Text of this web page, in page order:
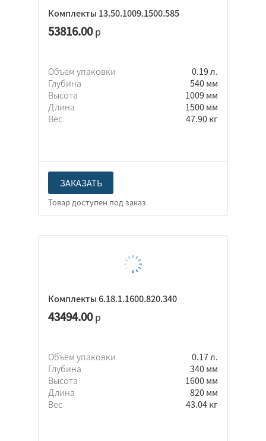
Комплекты 13.50.1009.1500.585
53816.00р
Объем упаковки
0.19 л.
Глубина
540 мм
Высота
1009 мм
Длина
1500 мм
Вес
47.90 кг
ЗАКАЗАТЬ
Комплекты 6.18.1.1600.820.340
43494.00р
Объем упаковки
0.17 л.
Глубина
340 мм
Высота
1600 мм
Длина
820 мм
Вес
43.04 кг